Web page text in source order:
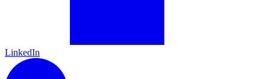
LinkedIn